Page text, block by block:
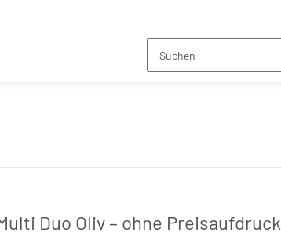
Duo Oliv – ohne Preisaufdruck